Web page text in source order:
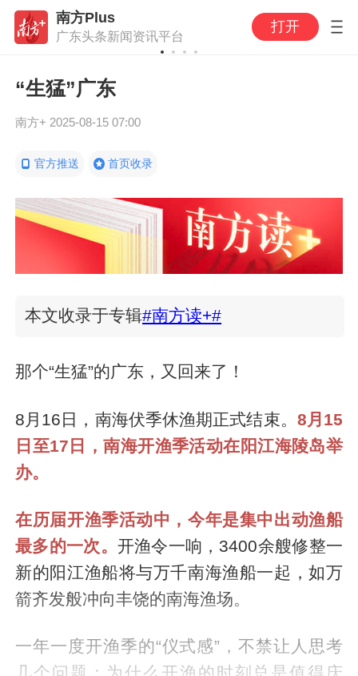
南方Plus
广东头条新闻资讯平台
打开
“生猛”广东
南方+ 2025-08-15 07:00
官方推送 首页收录
本文收录于专辑#南方读+#
那个“生猛”的广东，又回来了！
8月16日，南海伏季休渔期正式结束。 8月15
日至17日，南海开渔季活动在阳江海陵岛举
办。
在历届开渔季活动中，今年是集中出动渔船
最多的一次。 开渔令一响，3400余艘修整一
新的阳江渔船将与万千南海渔船一起，如万
箭齐发般冲向丰饶的南海渔场。
一年一度开渔季的“仪式感”，不禁让人思考